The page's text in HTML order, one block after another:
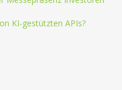
KI-gestützten APIs?